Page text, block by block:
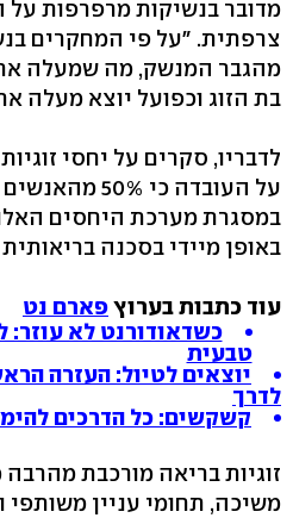
מדובר בנשיקות מרפרפות
צרפתית. "על פי המחקרים
מהגבר המנשק, מה שמעלה
בת הזוג וכפועל יוצא מעלה
לדבריו, סקרים על יחסי
על העובדה כי
במסגרת מערכת היחסים
באופן מיידי בסכנה
עוד כתבות בערוץפארם נט
כשדאודורנט לא עוזר:
טבעית
יוצאים לטיול: העזרה
לדרך
קשקשים: כל הדרכים
זוגיות בריאה מורכבת
משיכה, תחומי עניין משותפי